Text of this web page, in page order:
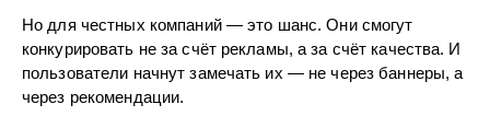
Но для честных компаний — это шанс. Они смогут
конкурировать не за счёт рекламы, а за счёт качества. И
пользователи начнут замечать их — не через баннеры, а
через рекомендации.